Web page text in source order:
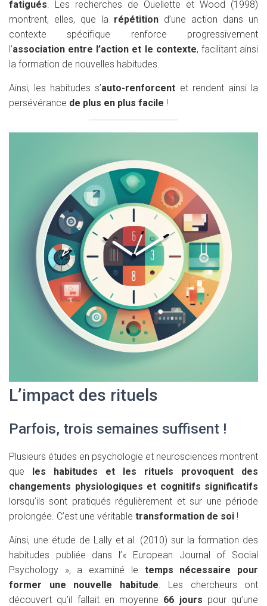
fatigués. Les recherches de Ouellette et Wood (1998)
montrent, elles, que la répétition d’une action dans un
contexte spécifique renforce progressivement
l’association entre l’action et le contexte, facilitant ainsi
la formation de nouvelles habitudes.
Ainsi, les habitudes s’auto-renforcent et rendent ainsi la
persévérance de plus en plus facile !
L’impact des rituels
Parfois, trois semaines suffisent !
Plusieurs études en psychologie et neurosciences montrent
que les habitudes et les rituels provoquent des
changements physiologiques et cognitifs significatifs
lorsqu’ils sont pratiqués régulièrement et sur une période
prolongée. C’est une véritable transformation de soi !
Ainsi, une étude de Lally et al. (2010) sur la formation des
habitudes publiée dans l’« European Journal of Social
Psychology », a examiné le temps nécessaire pour
former une nouvelle habitude. Les chercheurs ont
découvert qu’il fallait en moyenne 66 jours pour qu’une